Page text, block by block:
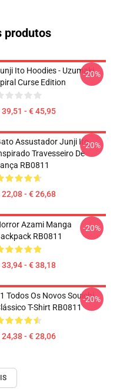
produtos
Ito Hoodies - Uzumaki
Curse Edition
39,51 - € 45,95
-20%
Assustador Junji Ito
Travesseiro De
RB0811
22,08 - € 26,68
-20%
Azami Manga
RB0811
33,94 - € 38,18
-20%
Todos Os Novos Souichi
T-Shirt RB0811
24,38 - € 28,06
-20%